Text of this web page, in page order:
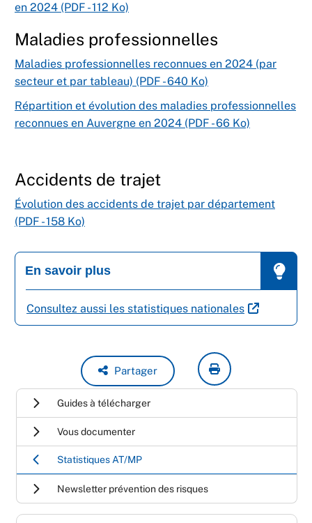
en 2024 (PDF - 112 Ko)
Maladies professionnelles
Maladies professionnelles reconnues en 2024 (par
secteur et par tableau) (PDF - 640 Ko)
Répartition et évolution des maladies professionnelles
reconnues en Auvergne en 2024 (PDF - 66 Ko)
Accidents de trajet
Évolution des accidents de trajet par département
(PDF - 158 Ko)
En savoir plus
Consultez aussi les statistiques nationales
Partager
Guides à télécharger
Vous documenter
Statistiques AT/MP
Newsletter prévention des risques